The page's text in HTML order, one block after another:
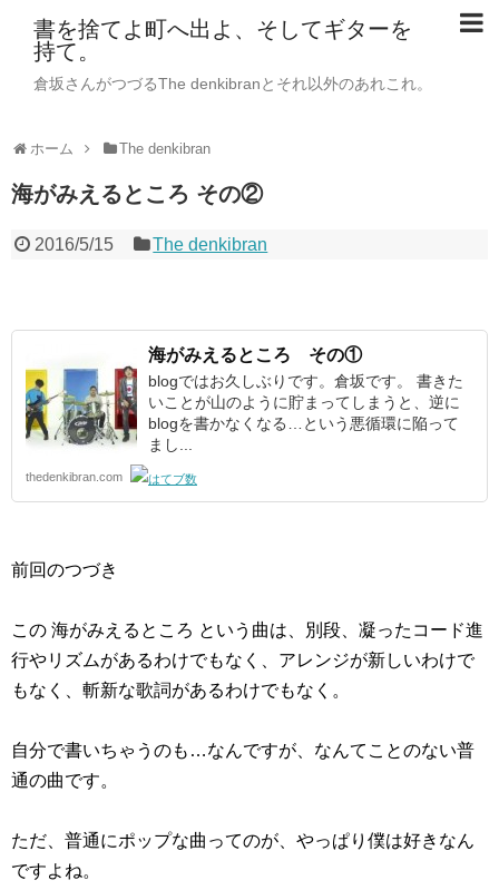
書を捨てよ町へ出よ、そしてギターを
持て。
倉坂さんがつづるThe denkibranとそれ以外のあれこれ。
ホーム The denkibran
海がみえるところ その②
2016/5/15 The denkibran
海がみえるところ その①
blogではお久しぶりです。倉坂です。 書きた
いことが山のように貯まってしまうと、逆に
blogを書かなくなる…という悪循環に陥って
まし...
thedenkibran.com
前回のつづき
この 海がみえるところ という曲は、別段、凝ったコード進
行やリズムがあるわけでもなく、アレンジが新しいわけで
もなく、斬新な歌詞があるわけでもなく。
自分で書いちゃうのも…なんですが、なんてことのない普
通の曲です。
ただ、普通にポップな曲ってのが、やっぱり僕は好きなん
ですよね。